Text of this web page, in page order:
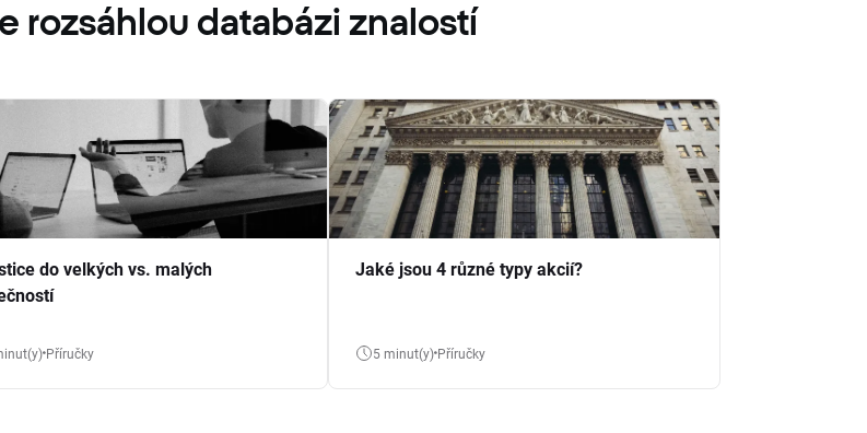
rozsáhlou databázi znalostí
do velkých vs. malých
Příručky
Jaké jsou 4 různé typy akcií?
5 minut(y) Příručky